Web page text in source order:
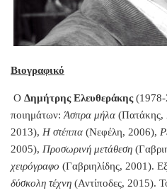
Βιογραφικό
Ο Δημήτρης Ελευθεράκης(1978-
ποιημάτων: Άσπρα μήλα (Πατάκης,
2013), Η στέππα (Νεφέλη, 2006),
2005), Προσωρινή μετάθεση
χειρόγραφο (Γαβριηλίδης, 2001).
δύσκολη τέχνη (Αντίποδες, 2015).